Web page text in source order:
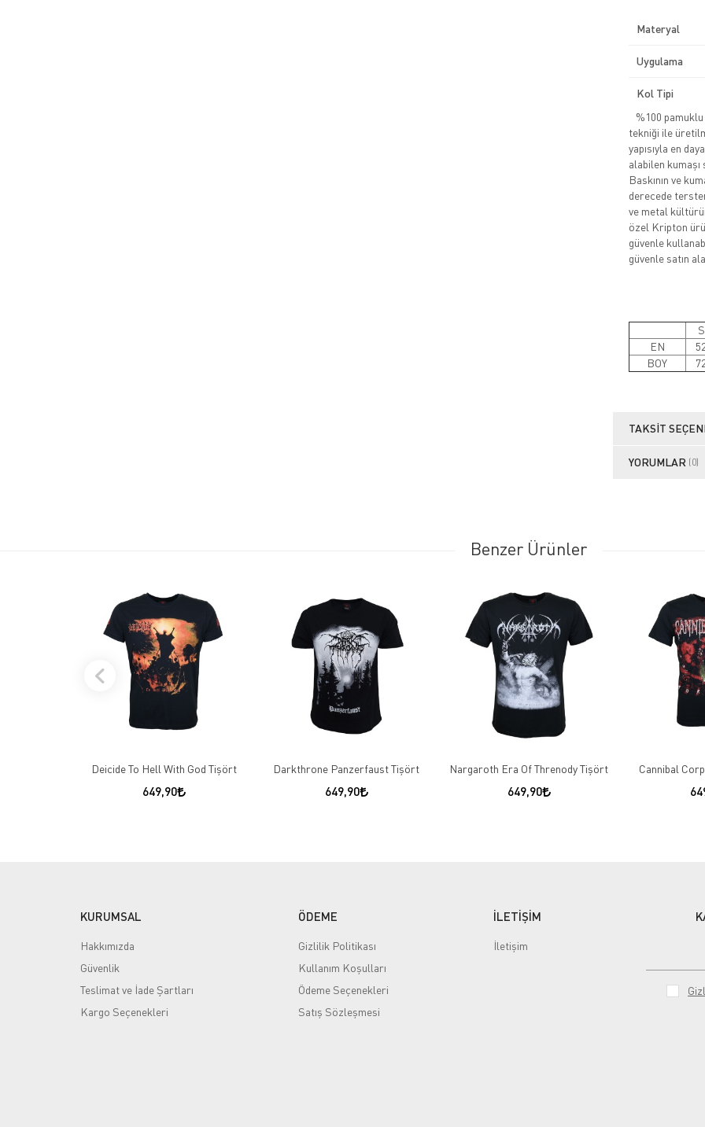
Materyal
Uygulama
Kol Tipi
%100
tekniği ile
yapısıyla en
alabilen
Baskının ve
derecede
ve metal
özel Kripton
güvenle
güvenle satın
S
EN
BOY
TAKSIT
YORUMLAR (0)
Benzer Ürünler
Deicide To Hell With God Tişört
649,90
Darkthrone Panzerfaust Tişört
649,90
Nargaroth Era Of Threnody Tişört
649,90
Cannibal
KURUMSAL
Hakkımızda
Güvenlik
Teslimat ve İade Şartları
Kargo Seçenekleri
ÖDEME
Gizlilik Politikası
Kullanım Koşulları
Ödeme Seçenekleri
Satış Sözleşmesi
İLETİŞİM
İletişim